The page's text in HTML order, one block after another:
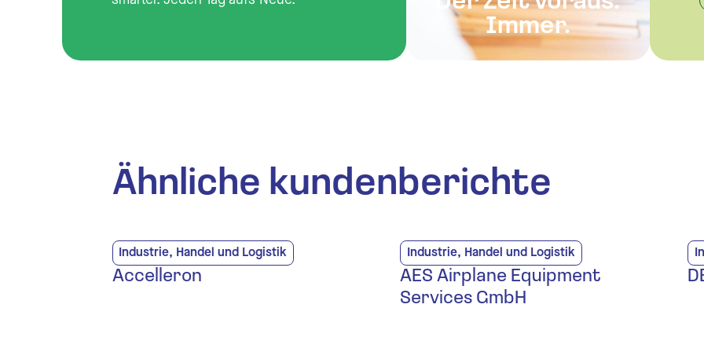
Immer.
Ähnliche kundenberichte
Industrie, Handel und Logistik
Accelleron
Industrie, Handel und Logistik
AES Airplane Equipment
Services GmbH